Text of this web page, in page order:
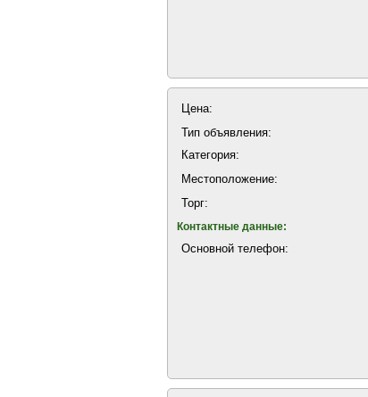
Цена:
Тип объявления:
Категория:
Местоположение:
Торг:
Контактные данные:
Основной телефон: